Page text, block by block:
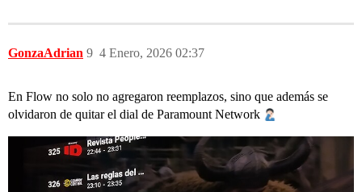
GonzaAdrian 4 Enero, 2026 02:37
9
En Flow no solo no agregaron reemplazos, sino que además se
olvidaron de quitar el dial de Paramount Network